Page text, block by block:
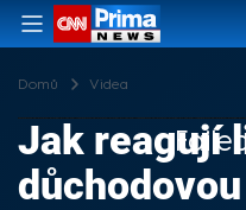
Domů Videa
Jak reagují